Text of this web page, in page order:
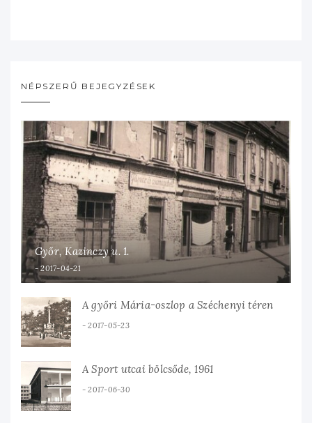
NÉPSZERŰ BEJEGYZÉSEK
Győr, Kazinczy u. 1.
2017-04-21
A győri Mária-oszlop a Széchenyi téren
2017-05-23
A Sport utcai bölcsőde, 1961
2017-06-30